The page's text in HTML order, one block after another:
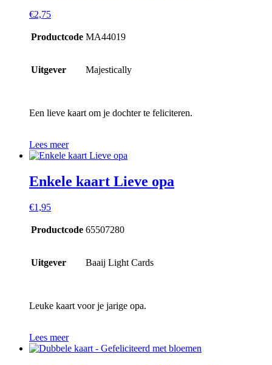
€2,75
Productcode MA44019
Uitgever Majestically
Een lieve kaart om je dochter te feliciteren.
Lees meer
Enkele kaart Lieve opa
€1,95
Productcode 65507280
Uitgever Baaij Light Cards
Leuke kaart voor je jarige opa.
Lees meer